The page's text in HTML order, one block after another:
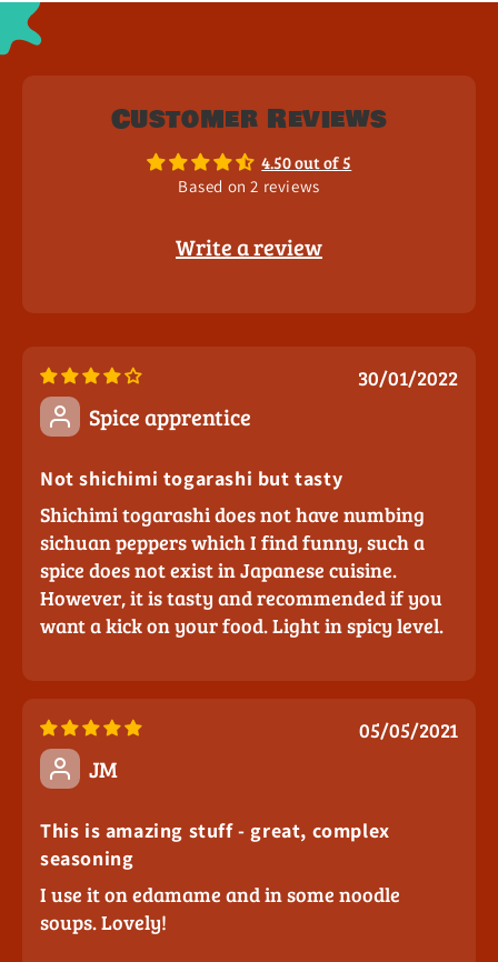
Customer Reviews
4.50 out of 5
Based on 2 reviews
Write a review
30/01/2022
Spice apprentice
Not shichimi togarashi but tasty
Shichimi togarashi does not have numbing
sichuan peppers which I find funny, such a
spice does not exist in Japanese cuisine.
However, it is tasty and recommended if you
want a kick on your food. Light in spicy level.
05/05/2021
JM
This is amazing stuff - great, complex
seasoning
I use it on edamame and in some noodle
soups. Lovely!